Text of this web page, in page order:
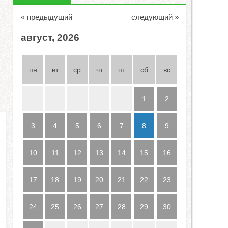
« предыдущий следующий »
август, 2026
пн вт ср чт пт сб вс
1 2
3 4 5 6 7 8 9
10 11 12 13 14 15 16
17 18 19 20 21 22 23
24 25 26 27 28 29 30